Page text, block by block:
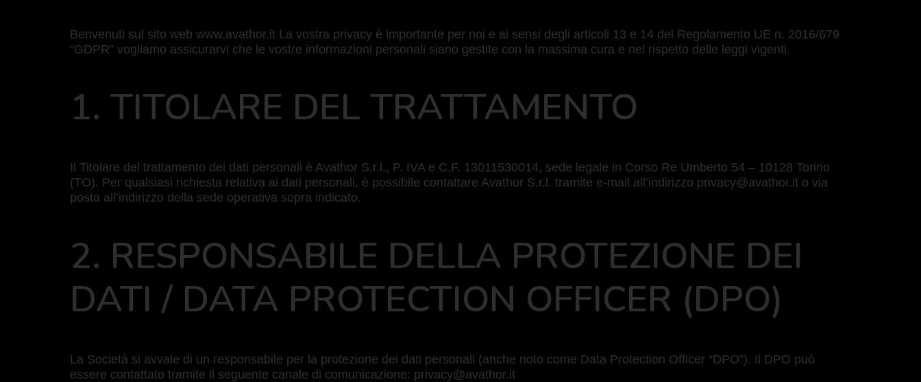
Benvenuti sul sito web www.avathor.it La vostra privacy è importante per noi e ai sensi degli articoli 13 e 14 del Regolamento UE n. 2016/679
“GDPR” vogliamo assicurarvi che le vostre informazioni personali siano gestite con la massima cura e nel rispetto delle leggi vigenti.
1. TITOLARE DEL TRATTAMENTO
Il Titolare del trattamento dei dati personali è Avathor S.r.l., P. IVA e C.F. 13011530014, sede legale in Corso Re Umberto 54 – 10128 Torino
(TO). Per qualsiasi richiesta relativa ai dati personali, è possibile contattare Avathor S.r.l. tramite e-mail all’indirizzo privacy@avathor.it o via
posta all’indirizzo della sede operativa sopra indicato.
2. RESPONSABILE DELLA PROTEZIONE DEI
DATI / DATA PROTECTION OFFICER (DPO)
La Società si avvale di un responsabile per la protezione dei dati personali (anche noto come Data Protection Officer “DPO”). Il DPO può
essere contattato tramite il seguente canale di comunicazione: privacy@avathor.it